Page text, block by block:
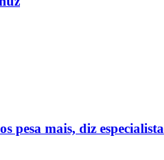
pesa mais, diz especialista